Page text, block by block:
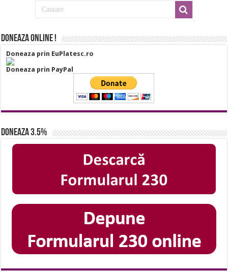
Doneaza online !
Doneaza prin EuPlatesc.ro
Doneaza prin PayPal
Doneaza 3.5%